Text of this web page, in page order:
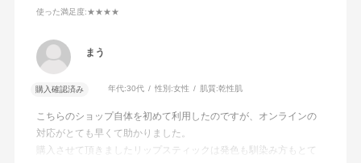
使った満足度:★★★★
まう
購入確認済み 年代:30代 性別:女性 肌質:乾性肌
こちらのショップ自体を初めて利用したのですが、オンラインの
対応がとても早くて助かりました。
購入させて頂きましたリップスティックは発色も馴染み方もとて